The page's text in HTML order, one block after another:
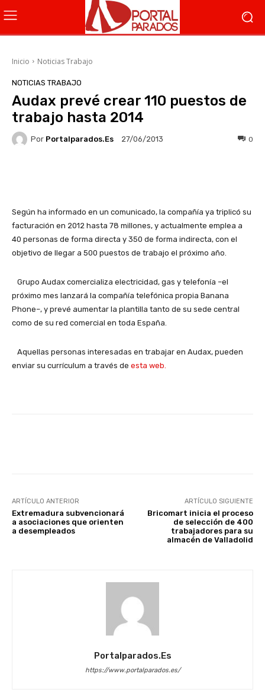
Inicio Noticias Trabajo
NOTICIAS TRABAJO
Audax prevé crear 110 puestos de
trabajo hasta 2014
Por Portalparados.es 27/06/2013 0
Según ha informado en un comunicado, la compañía ya triplicó su
facturación en 2012 hasta 78 millones, y actualmente emplea a
40 personas de forma directa y 350 de forma indirecta, con el
objetivo de llegar a 500 puestos de trabajo el próximo año.
Grupo Audax comercializa electricidad, gas y telefonía –el
próximo mes lanzará la compañía telefónica propia Banana
Phone–, y prevé aumentar la plantilla tanto de su sede central
como de su red comercial en toda España.
Aquellas personas interesadas en trabajar en Audax, pueden
enviar su currículum a través de esta web.
ARTÍCULO ANTERIOR
Extremadura subvencionará
a asociaciones que orienten
a desempleados
ARTÍCULO SIGUIENTE
Bricomart inicia el proceso
de selección de 400
trabajadores para su
almacén de Valladolid
Portalparados.es
https://www.portalparados.es/